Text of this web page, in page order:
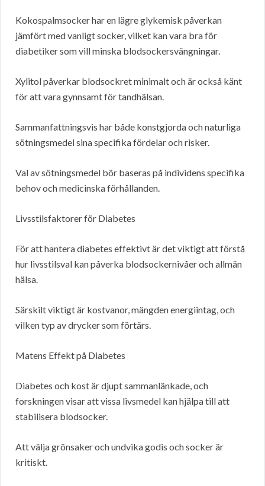
Kokospalmsocker har en lägre glykemisk påverkan
jämfört med vanligt socker, vilket kan vara bra för
diabetiker som vill minska blodsockersvängningar.
Xylitol påverkar blodsockret minimalt och är också känt
för att vara gynnsamt för tandhälsan.
Sammanfattningsvis har både konstgjorda och naturliga
sötningsmedel sina specifika fördelar och risker.
Val av sötningsmedel bör baseras på individens specifika
behov och medicinska förhållanden.
Livsstilsfaktorer för Diabetes
För att hantera diabetes effektivt är det viktigt att förstå
hur livsstilsval kan påverka blodsockernivåer och allmän
hälsa.
Särskilt viktigt är kostvanor, mängden energiintag, och
vilken typ av drycker som förtärs.
Matens Effekt på Diabetes
Diabetes och kost är djupt sammanlänkade, och
forskningen visar att vissa livsmedel kan hjälpa till att
stabilisera blodsocker.
Att välja grönsaker och undvika godis och socker är
kritiskt.